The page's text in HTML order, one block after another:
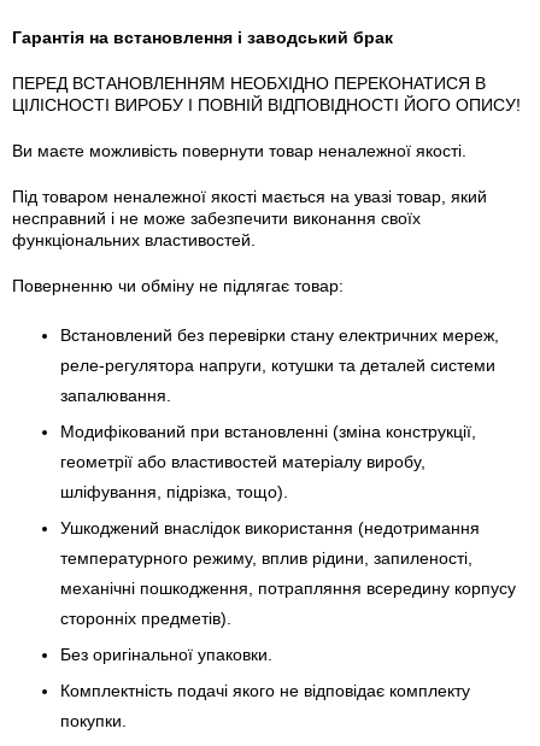
Гарантія на встановлення і заводський брак
ПЕРЕД ВСТАНОВЛЕННЯМ НЕОБХІДНО ПЕРЕКОНАТИСЯ В
ЦІЛІСНОСТІ ВИРОБУ І ПОВНІЙ ВІДПОВІДНОСТІ ЙОГО ОПИСУ!
Ви маєте можливість повернути товар неналежної якості.
Під товаром неналежної якості мається на увазі товар, який
несправний і не може забезпечити виконання своїх
функціональних властивостей.
Поверненню чи обміну не підлягає товар:
Встановлений без перевірки стану електричних мереж,
реле-регулято­ра напруги, котушки та деталей системи
запалювання.
Модифікований при встановленні (зміна конструкції,
геометрії або властивостей матеріалу виробу,
шліфування, підрізка, тощо).
Ушкоджений внаслідок використання (недотримання
температурного режиму, вплив рідини, запиленості,
механічні пошкодження, потрапляння всередину корпусу
сторонніх предметів).
Без оригінальної упаковки.
Комплектність подачі якого не відповідає комплекту
покупки.